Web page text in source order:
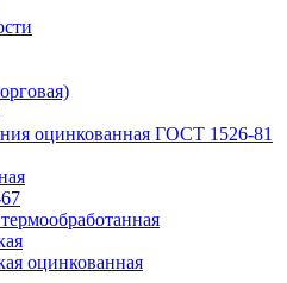
оцинкованная ГОСТ 1526-81
оцинкованная